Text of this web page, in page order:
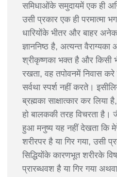
समिधाओंके समुदायमें एक ही
उसी प्रकार एक ही परमात्मा
धारियोंके भीतर और बाहर
ज्ञाननिष्ठ है, अत्यन्त
श्रीकृष्णका भक्त है और किसी
रखता, वह तपोवनमें निवास
सर्वथा स्पर्श नहीं करते।
ब्रह्मका साक्षात्कार कर
हो बालककी तरह विचरता है।
हुआ मनुष्य यह नहीं देखता कि
शरीरपर है या गिर गया, उसी
सिद्धियोंके कारणभूत शरीरके
प्रारब्धवश है या गिर गया